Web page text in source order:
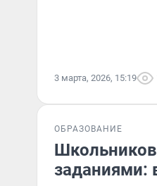
3 марта, 2026, 15:19
ОБРАЗОВАНИЕ
заданиями: